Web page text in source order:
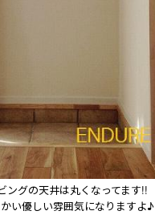
ングの天井は丸くなってます!!
い優しい雰囲気になりますよ♪